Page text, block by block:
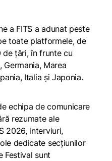
a FITS a adunat peste
toate platformele, de
ţări, în frunte cu
Germania, Marea
Italia și Japonia.
echipa de comunicare
rezumate ale
2026, interviuri,
dedicate secțiunilor
Festival sunt